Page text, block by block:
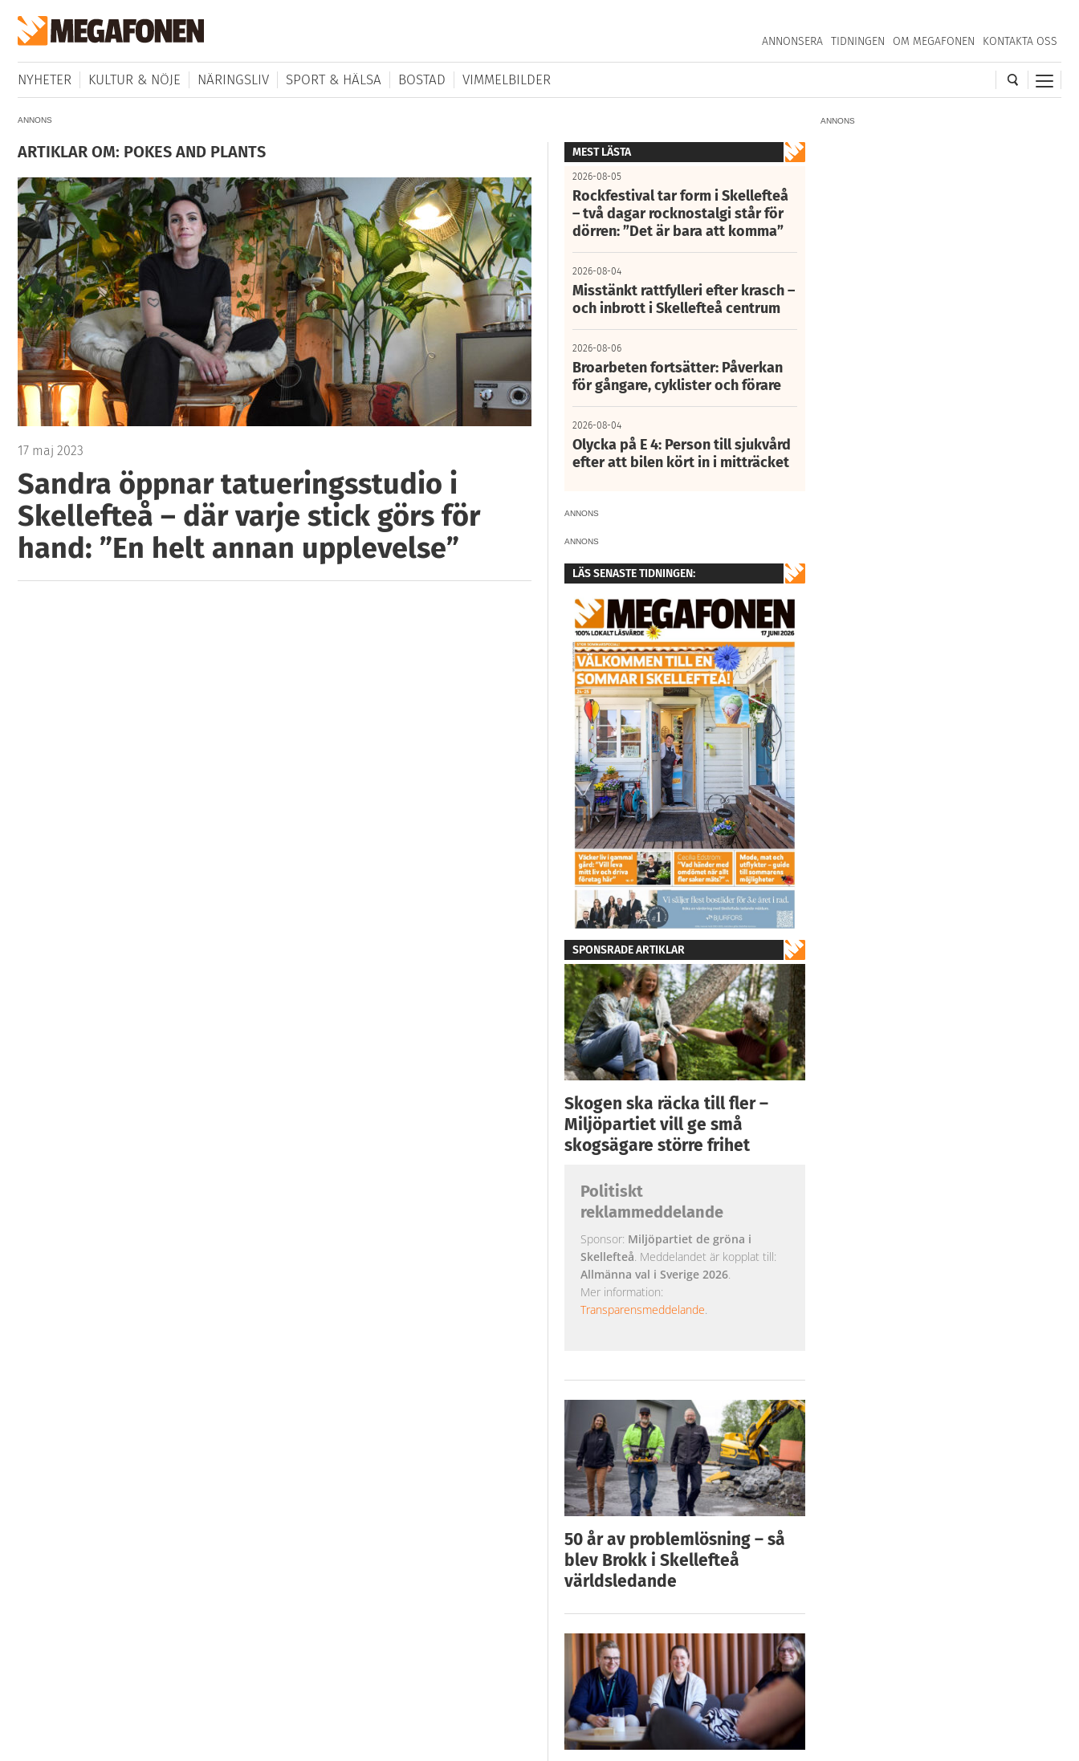
ANNONSERA TIDNINGEN OM MEGAFONEN KONTAKTA OSS
NYHETER KULTUR & NÖJE NÄRINGSLIV SPORT & HÄLSA BOSTAD VIMMELBILDER
ANNONS
ANNONS
ARTIKLAR OM: POKES AND PLANTS
17 maj 2023
Sandra öppnar tatueringsstudio i
Skellefteå – där varje stick görs för
hand: ”En helt annan upplevelse”
MEST LÄSTA
2026-08-05
Rockfestival tar form i Skellefteå
– två dagar rocknostalgi står för
dörren: ”Det är bara att komma”
2026-08-04
Misstänkt rattfylleri efter krasch –
och inbrott i Skellefteå centrum
2026-08-06
Broarbeten fortsätter: Påverkan
för gångare, cyklister och förare
2026-08-04
Olycka på E 4: Person till sjukvård
efter att bilen kört in i mitträcket
ANNONS
ANNONS
LÄS SENASTE TIDNINGEN:
SPONSRADE ARTIKLAR
Skogen ska räcka till fler –
Miljöpartiet vill ge små
skogsägare större frihet
Politiskt
reklammeddelande
Sponsor: Miljöpartiet de gröna i
Skellefteå. Meddelandet är kopplat till:
Allmänna val i Sverige 2026.
Mer information:
Transparensmeddelande.
50 år av problemlösning – så
blev Brokk i Skellefteå
världsledande